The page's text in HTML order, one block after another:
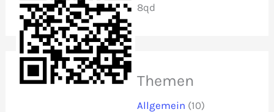
8qd
Themen
Allgemein (10)